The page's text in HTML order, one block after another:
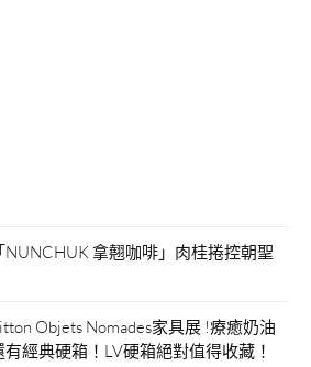
拿翹咖啡」肉桂捲控朝聖
Objets Nomades家具展 !療癒奶油
經典硬箱！LV硬箱絕對值得收藏！